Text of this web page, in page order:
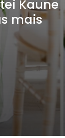
Kaune
mais